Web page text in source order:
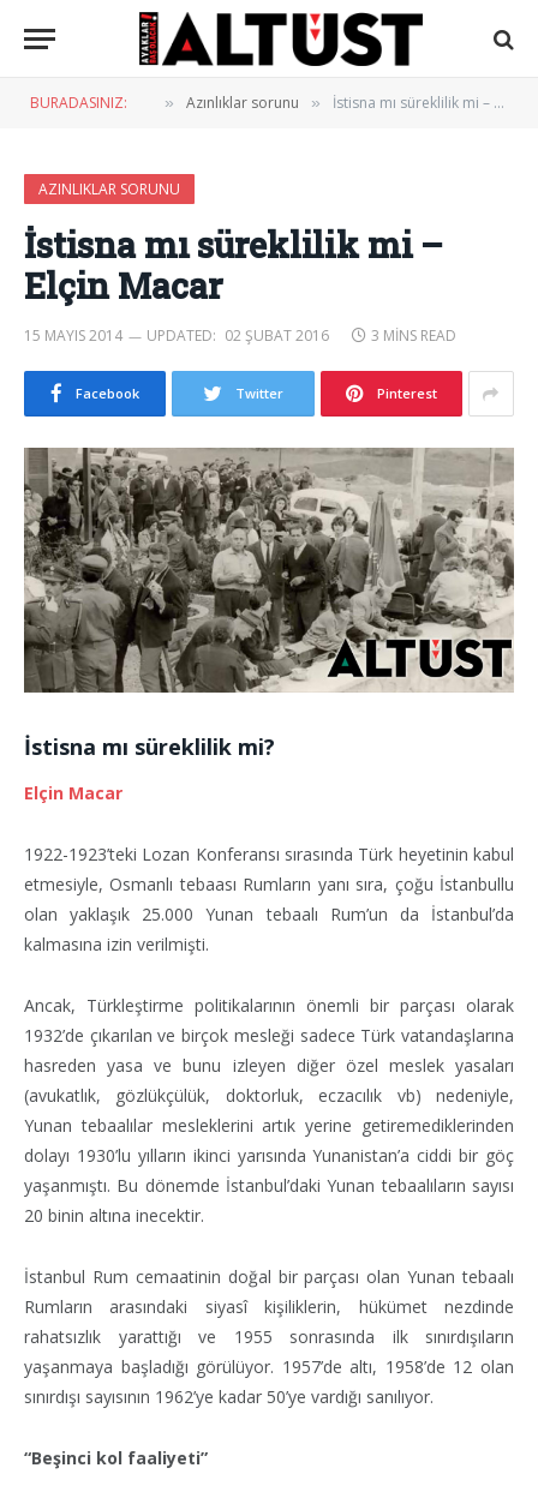
BURADASINIZ: » Azınlıklar sorunu » İstisna mı süreklilik mi – Elçin Macar
AZINLIKLAR SORUNU
İstisna mı süreklilik mi –
Elçin Macar
15 MAYIS 2014 UPDATED: 02 ŞUBAT 2016 3 MINS READ
Facebook Twitter Pinterest
İstisna mı süreklilik mi?
Elçin Macar
1922-1923’teki Lozan Konferansı sırasında Türk heyetinin kabul
etmesiyle, Osmanlı tebaası Rumların yanı sıra, çoğu İstanbullu
olan yaklaşık 25.000 Yunan tebaalı Rum’un da İstanbul’da
kalmasına izin verilmişti.
Ancak, Türkleştirme politikalarının önemli bir parçası olarak
1932’de çıkarılan ve birçok mesleği sadece Türk vatandaşlarına
hasreden yasa ve bunu izleyen diğer özel meslek yasaları
(avukatlık, gözlükçülük, doktorluk, eczacılık vb) nedeniyle,
Yunan tebaalılar mesleklerini artık yerine getiremediklerinden
dolayı 1930’lu yılların ikinci yarısında Yunanistan’a ciddi bir göç
yaşanmıştı. Bu dönemde İstanbul’daki Yunan tebaalıların sayısı
20 binin altına inecektir.
İstanbul Rum cemaatinin doğal bir parçası olan Yunan tebaalı
Rumların arasındaki siyasî kişiliklerin, hükümet nezdinde
rahatsızlık yarattığı ve 1955 sonrasında ilk sınırdışıların
yaşanmaya başladığı görülüyor. 1957’de altı, 1958’de 12 olan
sınırdışı sayısının 1962’ye kadar 50’ye vardığı sanılıyor.
“Beşinci kol faaliyeti”